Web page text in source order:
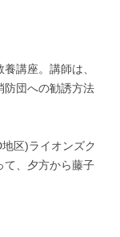
講座。講師は、
防団への勧誘方法
区)ライオンズク
て、夕方から藤子